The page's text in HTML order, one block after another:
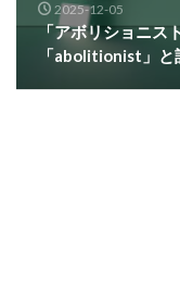
2025-12-05
「アボリショニス
「abolitionist」と